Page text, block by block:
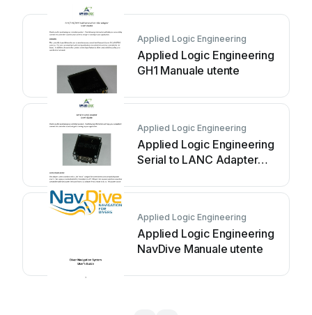
Applied Logic Engineering
Applied Logic Engineering
GH1 Manuale utente
Applied Logic Engineering
Applied Logic Engineering
Serial to LANC Adapter
Applied Logic Engineering
Applied Logic Engineering
NavDive Manuale utente